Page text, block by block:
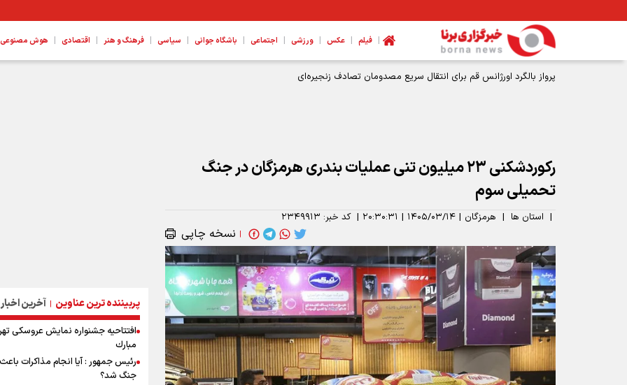
| فیلم | عکس | ورزشی | اجتماعی | باشگاه جوانی | سیاسی | فرهنگ و هنر | اقتصادی | هوش مصنوعی،
پرواز بالگرد اورژانس قم برای انتقال سریع مصدومان تصادف زنجیره‌ای
رکوردشکنی ۲۳ میلیون تنی عملیات بندری هرمزگان در جنگ
تحمیلی سوم
| استان ها | هرمزگان | ۱۴۰۵/۰۳/۱۴ | ۲۰:۳۰:۳۱ | کد خبر: ۲۳۴۹۹۱۳
| نسخه چاپی
پربیننده ترین عناوین | آخرین اخبار
افتتاحیه جشنواره نمايش عروسكى
مبارك
رئیس جمهور : آیا انجام مذاکرات
جنگ شد؟